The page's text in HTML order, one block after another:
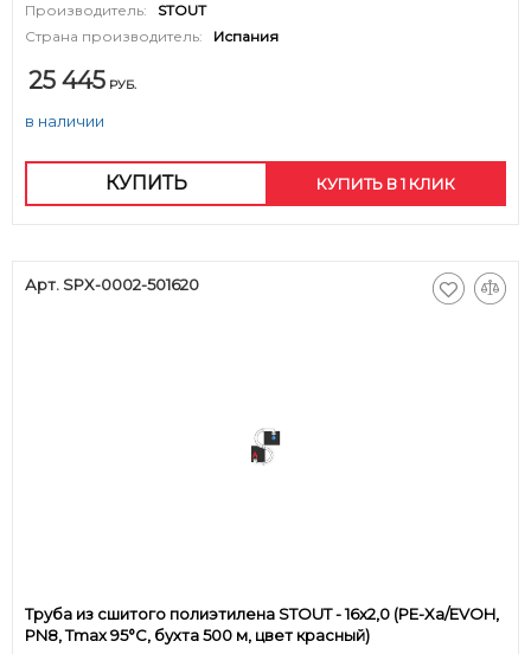
Производитель:
STOUT
Страна производитель:
Испания
25 445 РУБ.
в наличии
КУПИТЬ КУПИТЬ В 1 КЛИК
Арт. SPX-0002-501620
Труба из сшитого полиэтилена STOUT - 16x2,0 (PE-Xa/EVOH,
PN8, Tmax 95°C, бухта 500 м, цвет красный)